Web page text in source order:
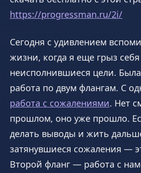
https://progressman.ru/2i/
Сегодня с удивлением
жизни, когда я еще грыз себя
неисполнившиеся цели.
работа по двум флангам. С
работа с сожалениями. Нет
прошлом, оно уже прошло.
делать выводы и жить
затянувшиеся сожаления —
Второй фланг — работа с